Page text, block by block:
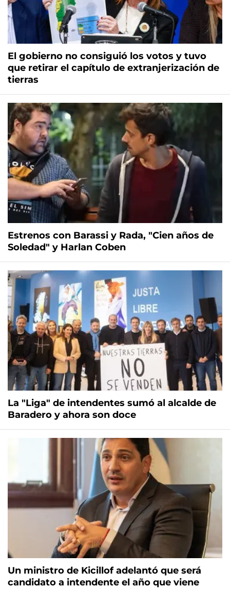
El gobierno no consiguió los votos y tuvo
que retirar el capítulo de extranjerización de
tierras
Estrenos con Barassi y Rada, "Cien años de
Soledad" y Harlan Coben
La "Liga" de intendentes sumó al alcalde de
Baradero y ahora son doce
Un ministro de Kicillof adelantó que será
candidato a intendente el año que viene